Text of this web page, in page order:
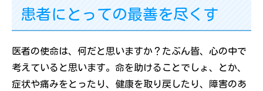
患者にとっての最善を尽くす
医者の使命は、何だと思いますか？たぶん皆、心の中で
考えていると思います。命を助けることでしょ、とか、
症状や痛みをとったり、健康を取り戻したり、障害のあ